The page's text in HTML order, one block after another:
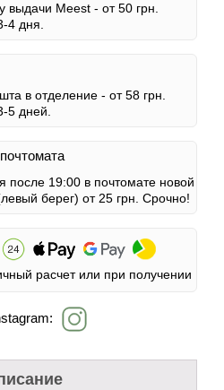
выдачи Meest - от 50 грн.
4 дня.
в отделение - от 58 грн.
5 дней.
после 19:00 в почтомате новой
берег) от 25 грн. Срочно!
расчет или при получении